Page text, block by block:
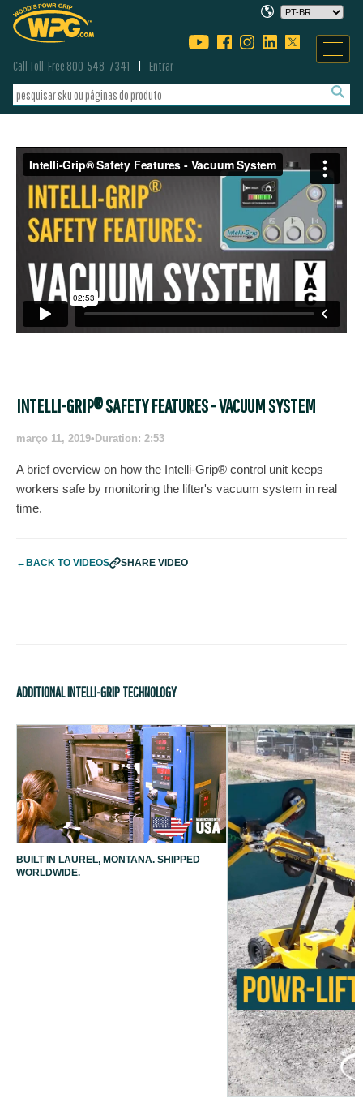
Call Toll-Free 800-548-7341 Entrar
INTELLI-GRIP® SAFETY FEATURES - VACUUM SYSTEM
março 11, 2019•Duration: 2:53
A brief overview on how the Intelli-Grip® control unit keeps
workers safe by monitoring the lifter's vacuum system in real
time.
←BACK TO VIDEOS SHARE VIDEO
ADDITIONAL INTELLI-GRIP TECHNOLOGY
BUILT IN LAUREL, MONTANA. SHIPPED
WORLDWIDE.